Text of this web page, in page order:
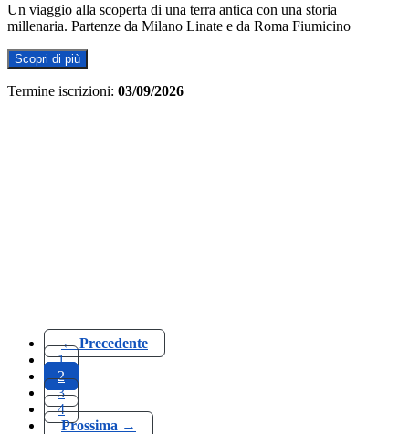
Un viaggio alla scoperta di una terra antica con una storia
millenaria. Partenze da Milano Linate e da Roma Fiumicino
Scopri di più
Termine iscrizioni: 03/09/2026
← Precedente
1
2
3
4
Prossima →